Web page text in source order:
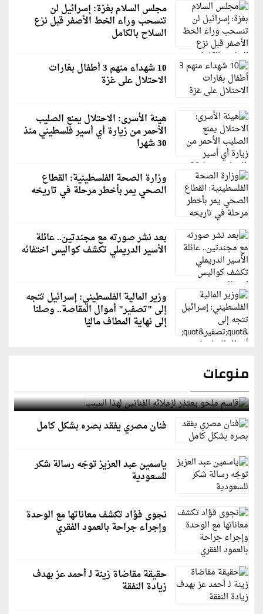
مجلس السلام بغزة: إسرائيل لن
تنسحب وراء الخط الأصفر قبل نزع
السلاح بالكامل
10 شهداء منهم 3 أطفال بغارات
الاحتلال على غزة
هيئة الأسرى: الاحتلال يمنع الصليب
الأحمر من زيارة أي أسير فلسطيني منذ
30 شهرا
وزارة الصحة الفلسطينية: القطاع
الصحي يمر بأخطر مرحلة في تاريخه
بعد نشر صورته مع مجندتين.. عائلة
الأسير الدريملي تكشف كواليس اختفائه
وزير المالية الفلسطيني: إسرائيل تتجه
إلى "تصفير" أموال المقاصة.. وصلنا
إلى نهاية المطاف ماليًا
منوعات
قاسم ملحو يعتذر لزملائه الفنانين لهذا السبب
فنان مصري يفقد بصره بشكل كامل
ياسمين عبد العزيز توجّه رسالة شكر
للسعودية
نجوى فؤاد تكشف معاناتها مع الوحدة
وإجراء جراحة بالعمود الفقري
حقيقة مقاضاة زينة لـ أحمد عز بهدف
زيادة النفقة